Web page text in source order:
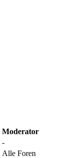
Moderator
-
Alle Foren